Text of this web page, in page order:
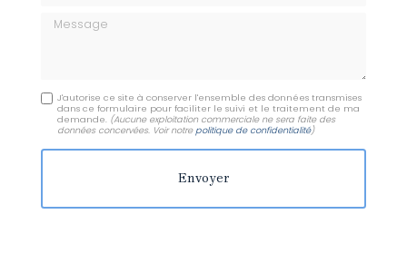
Message
J'autorise ce site à conserver l'ensemble des données transmises
dans ce formulaire pour faciliter le suivi et le traitement de ma
demande. (Aucune exploitation commerciale ne sera faite des
données concervées. Voir notrepolitique de confidentialité)